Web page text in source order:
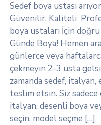
Sedef boya ustası
Güvenilir, Kaliteli
boya ustaları İçin
Günde Boya! Hemen
günlerce veya
çekmeyin 2-3 usta
zamanda sedef, italyan,
teslim etsin. Siz sadece
italyan, desenli boya
seçin, model seçme […]